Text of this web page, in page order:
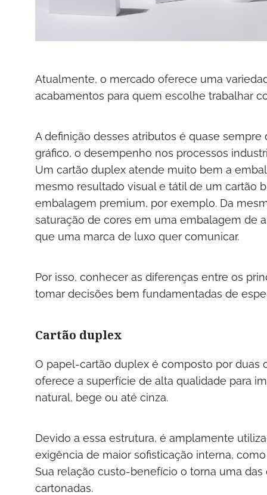
Atualmente, o mercado oferece uma
acabamentos para quem escolhe trabalhar
A definição desses atributos é quase
gráfico, o desempenho nos processos
Um cartão duplex atende muito bem a
mesmo resultado visual e tátil de um cartão
embalagem premium, por exemplo. Da
saturação de cores em uma embalagem de
que uma marca de luxo quer comunicar.
Por isso, conhecer as diferenças entre os
tomar decisões bem fundamentadas de
Cartão duplex
O papel-cartão duplex é composto por duas
oferece a superfície de alta qualidade para
natural, bege ou até cinza.
Devido a essa estrutura, é amplamente
exigência de maior sofisticação interna,
Sua relação custo-benefício o torna uma
cartonadas.